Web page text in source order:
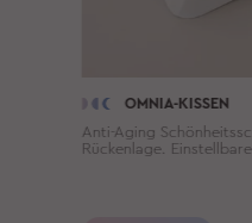
OMNIA-KISSEN
Anti-Aging
Rückenlage.